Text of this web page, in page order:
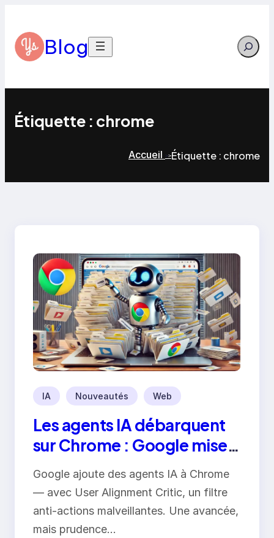
contenu
Blog Search
Étiquette : chrome
Accueil >>Étiquette : chrome
IA Nouveautés Web
Les agents IA débarquent
sur Chrome : Google mise
sur la sécurité pour éviter
les dérives
Google ajoute des agents IA à Chrome
— avec User Alignment Critic, un filtre
anti-actions malveillantes. Une avancée,
mais prudence…